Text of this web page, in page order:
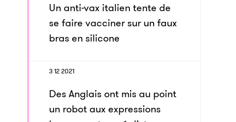
Un anti-vax italien tente de
se faire vacciner sur un faux
bras en silicone
3 12 2021
Des Anglais ont mis au point
un robot aux expressions